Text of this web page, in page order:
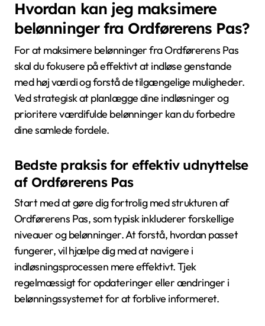
Hvordan kan jeg maksimere
belønninger fra Ordførerens Pas?
For at maksimere belønninger fra Ordførerens Pas
skal du fokusere på effektivt at indløse genstande
med høj værdi og forstå de tilgængelige muligheder.
Ved strategisk at planlægge dine indløsninger og
prioritere værdifulde belønninger kan du forbedre
dine samlede fordele.
Bedste praksis for effektiv udnyttelse
af Ordførerens Pas
Start med at gøre dig fortrolig med strukturen af
Ordførerens Pas, som typisk inkluderer forskellige
niveauer og belønninger. At forstå, hvordan passet
fungerer, vil hjælpe dig med at navigere i
indløsningsprocessen mere effektivt. Tjek
regelmæssigt for opdateringer eller ændringer i
belønningssystemet for at forblive informeret.